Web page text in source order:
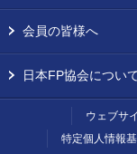
会員の皆様へ
日本FP協会につい
ウェブサ
特定個人情報